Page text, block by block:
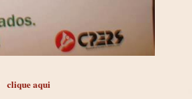
clique aqui